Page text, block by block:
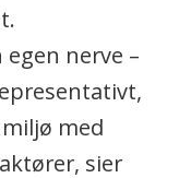
nerve –
med
sier